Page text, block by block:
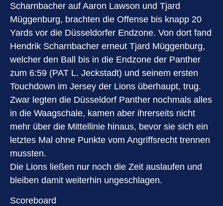
Scharnbacher auf Aaron Lawson und Tjard
Müggenburg, brachten die Offense bis knapp 20
Yards vor die Düsseldorfer Endzone. Von dort fand
Hendrik Scharnbacher erneut Tjard Müggenburg,
welcher den Ball bis in die Endzone der Panther
zum 6:59 (PAT L. Jeckstadt) und seinem ersten
Touchdown im Jersey der Lions überhaupt, trug.
Zwar legten die Düsseldorf Panther nochmals alles
in die Waagschale, kamen aber ihrerseits nicht
mehr über die Mittellinie hinaus, bevor sie sich ein
letztes Mal ohne Punkte vom Angriffsrecht trennen
mussten.
Die Lions ließen nur noch die Zeit auslaufen und
bleiben damit weiterhin ungeschlagen.
Scoreboard